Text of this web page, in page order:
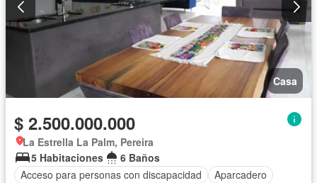
Casa
$ 2.500.000.000
La Estrella La Palm, Pereira
5 Habitaciones
6 Baños
Acceso para personas con discapacidad
Aparcadero